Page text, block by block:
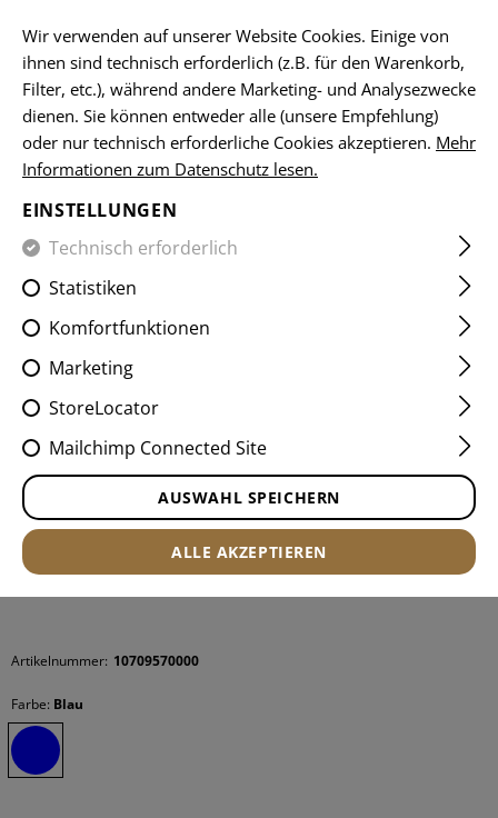
HOME EQUIPMENT ACCESSOIRES WERKZEUGE
THREAD LOCKER 5G
Artikelnummer: 10709570000
Farbe: Blau
Wir verwenden auf unserer Website Cookies. Einige von
ihnen sind technisch erforderlich (z.B. für den Warenkorb,
Filter, etc.), während andere Marketing- und Analysezwecke
dienen. Sie können entweder alle (unsere Empfehlung)
oder nur technisch erforderliche Cookies akzeptieren. Mehr
Informationen zum Datenschutz lesen.
EINSTELLUNGEN
Technisch erforderlich
Statistiken
Komfortfunktionen
Marketing
StoreLocator
Mailchimp Connected Site
AUSWAHL SPEICHERN
ALLE AKZEPTIEREN